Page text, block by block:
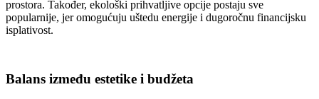
prostora. Također, ekološki prihvatljive opcije postaju sve
popularnije, jer omogućuju uštedu energije i dugoročnu financijsku
isplativost.
Balans između estetike i budžeta